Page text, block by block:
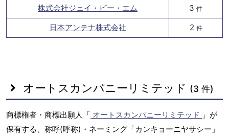
株式会社ジェイ・ピー・エム 3 件
日本アンテナ株式会社 2 件
オートスカンパニーリミテッド (3 件)
商標権者・商標出願人「 オートスカンパニーリミテッド 」が
保有する、称呼(呼称)・ネーミング「カンキョーニヤサシー」